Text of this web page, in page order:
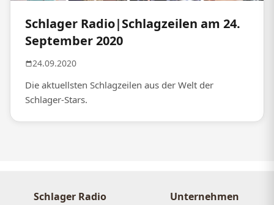
Schlager Radio|Schlagzeilen am 24.
September 2020
24.09.2020
Die aktuellsten Schlagzeilen aus der Welt der
Schlager-Stars.
Schlager Radio Unternehmen